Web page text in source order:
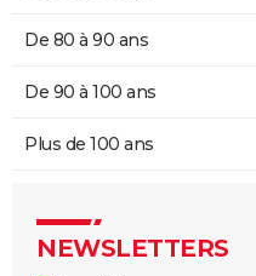
De 80 à 90 ans
De 90 à 100 ans
Plus de 100 ans
NEWSLETTERS